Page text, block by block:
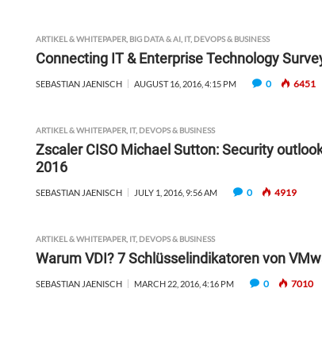
ARTIKEL & WHITEPAPER BIG DATA & AI IT, DEVOPS & BUSINESS
Connecting IT & Enterprise Technology
SEBASTIAN JAENISCH AUGUST 16, 2016, 4:15 PM 0 6451
ARTIKEL & WHITEPAPER IT, DEVOPS & BUSINESS
Zscaler CISO Michael Sutton: Security
2016
SEBASTIAN JAENISCH JULY 1, 2016, 9:56 AM 0 4919
ARTIKEL & WHITEPAPER IT, DEVOPS & BUSINESS
Warum VDI? 7 Schlüsselindikatoren von
SEBASTIAN JAENISCH MARCH 22, 2016, 4:16 PM 0 7010